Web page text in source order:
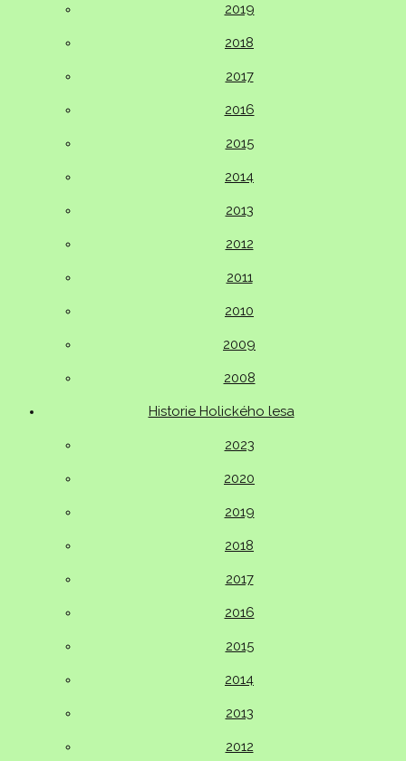
2019
2018
2017
2016
2015
2014
2013
2012
2011
2010
2009
2008
Historie Holického lesa
2023
2020
2019
2018
2017
2016
2015
2014
2013
2012